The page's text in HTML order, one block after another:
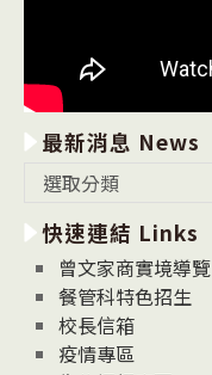
最新消息 News
消
息
News
選取分類
快速連結 Links
曾文家商實境導覽
餐管科特色招生
校長信箱
疫情專區